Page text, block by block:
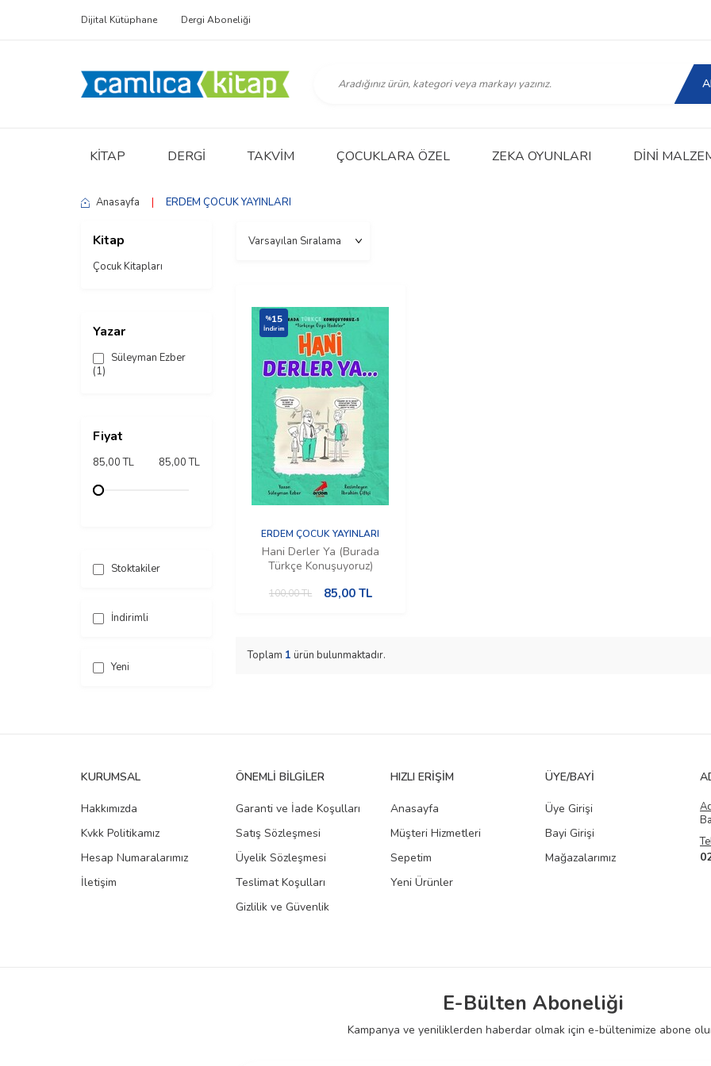
Dijital Kütüphane Dergi Aboneliği
KITAP DERGI TAKVIM ÇOCUKLARA ÖZEL ZEKA OYUNLARI DINI
Anasayfa | ERDEM ÇOCUK YAYINLARI
Kitap
Çocuk Kitapları
Yazar
Süleyman Ezber
(1)
Fiyat
85,00 TL 85,00 TL
Stoktakiler
İndirimli
Yeni
%15
İndirim
ERDEM ÇOCUK YAYINLARI
Hani Derler Ya (Burada
Türkçe Konuşuyoruz)
100,00TL 85,00TL
Toplam 1 ürün bulunmaktadır.
KURUMSAL
Hakkımızda
Kvkk Politikamız
Hesap Numaralarımız
İletişim
ÖNEMLI BILGILER
Garanti ve İade Koşulları
Satış Sözleşmesi
Üyelik Sözleşmesi
Teslimat Koşulları
Gizlilik ve Güvenlik
HIZLI ERIŞIM
Anasayfa
Müşteri Hizmetleri
Sepetim
Yeni Ürünler
ÜYE/BAYI
Üye Girişi
Bayi Girişi
Mağazalarımız
E-Bülten Aboneliği
Kampanya ve yeniliklerden haberdar olmak için e-bültenimize abone